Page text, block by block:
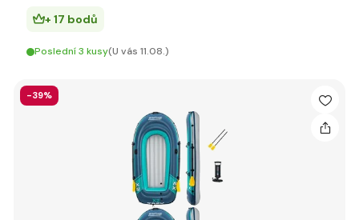
+ 17 bodů
Poslední 3 kusy(U vás 11.08.)
-39%